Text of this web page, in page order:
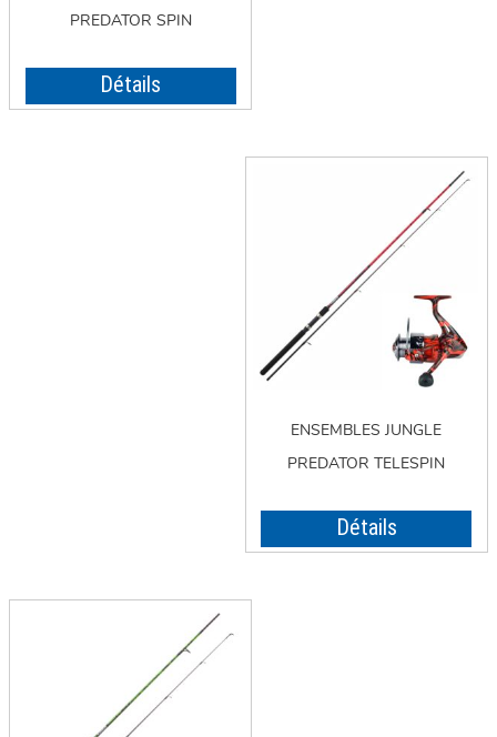
PREDATOR SPIN
Détails
ENSEMBLES JUNGLE
PREDATOR TELESPIN
Détails